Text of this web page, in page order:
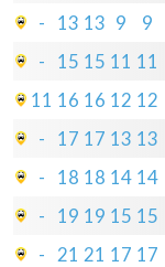
-
13 13 9 9
-
15 15 11 11
11 16 16 12 12
-
17 17 13 13
-
18 18 14 14
-
19 19 15 15
-
21 21 17 17